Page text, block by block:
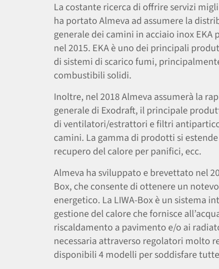
La costante ricerca di offrire servizi
ha portato Almeva ad assumere la
generale dei camini in acciaio inox EKA
nel 2015. EKA è uno dei principali
di sistemi di scarico fumi,
combustibili solidi.
Inoltre, nel 2018 Almeva assumerà la
generale di Exodraft, il principale
di ventilatori/​​estrattori e filtri
camini. La gamma di prodotti si
recupero del calore per panifici, ecc.
Almeva ha sviluppato e brevettato nel
Box, che consente di ottenere un
energetico. La LIWA-Box è un sistema
gestione del calore che fornisce
riscaldamento a pavimento e/​​o ai
necessaria attraverso regolatori molto
disponibili 4 modelli per soddisfare